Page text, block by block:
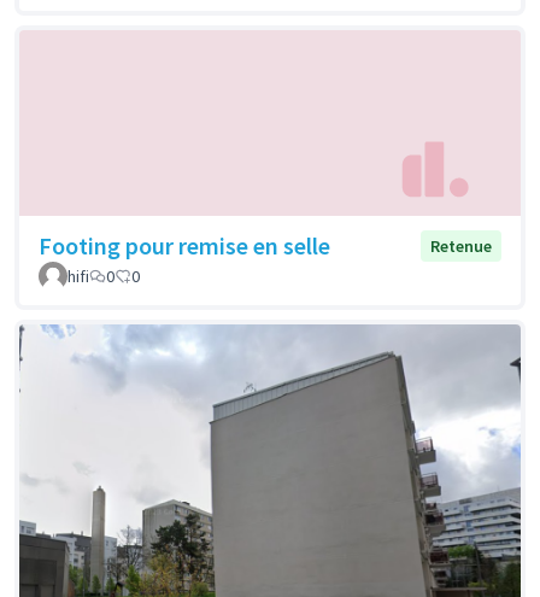
Footing pour remise en selle
Retenue
hifi
0 0